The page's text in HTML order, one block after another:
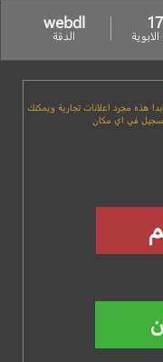
الابوية
webdl
الدقة
هذه مجرد اعلانات تجارية ويمكنك
في اي مكان